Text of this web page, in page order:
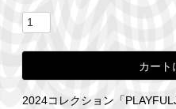
カート
2024コレクション「